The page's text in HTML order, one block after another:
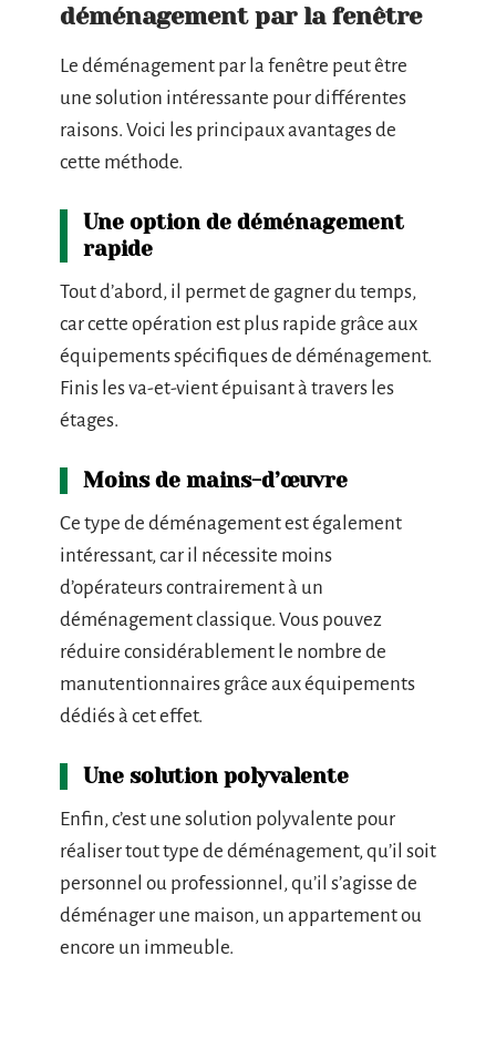
déménagement par la fenêtre
Le déménagement par la fenêtre peut être
une solution intéressante pour différentes
raisons. Voici les principaux avantages de
cette méthode.
Une option de déménagement
rapide
Tout d’abord, il permet de gagner du temps,
car cette opération est plus rapide grâce aux
équipements spécifiques de déménagement.
Finis les va-et-vient épuisant à travers les
étages.
Moins de mains-d’œuvre
Ce type de déménagement est également
intéressant, car il nécessite moins
d’opérateurs contrairement à un
déménagement classique. Vous pouvez
réduire considérablement le nombre de
manutentionnaires grâce aux équipements
dédiés à cet effet.
Une solution polyvalente
Enfin, c’est une solution polyvalente pour
réaliser tout type de déménagement, qu’il soit
personnel ou professionnel, qu’il s’agisse de
déménager une maison, un appartement ou
encore un immeuble.